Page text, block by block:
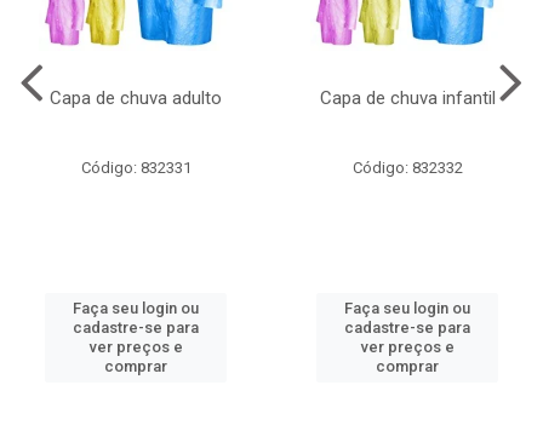
Capa de chuva adulto
Código: 832331
Faça seu login ou
cadastre-se para
ver preços e
comprar
Capa de chuva infantil
Código: 832332
Faça seu login ou
cadastre-se para
ver preços e
comprar